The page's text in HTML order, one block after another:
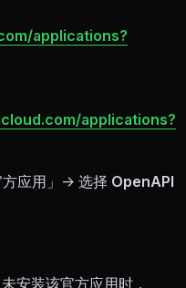
applications?
applications?
应用」→ 选择 OpenAPI
安装该官方应用时，